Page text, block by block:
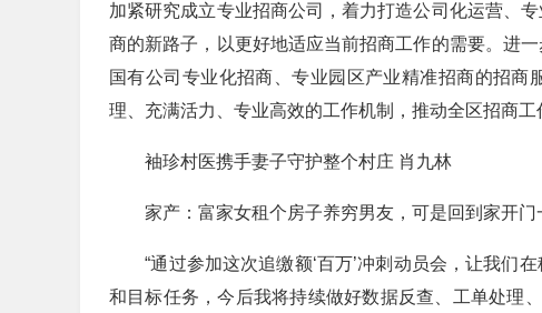
加紧研究成立专业招商公司，着力打造公司化运营、
商的新路子，以更好地适应当前招商工作的需要。进
国有公司专业化招商、专业园区产业精准招商的招
理、充满活力、专业高效的工作机制，推动全区招商工
袖珍村医携手妻子守护整个村庄 肖九林
家产：富家女租个房子养穷男友，可是回到家开门
“通过参加这次追缴额‘百万’冲刺动员会，让我们
和目标任务，今后我将持续做好数据反查、工单处理